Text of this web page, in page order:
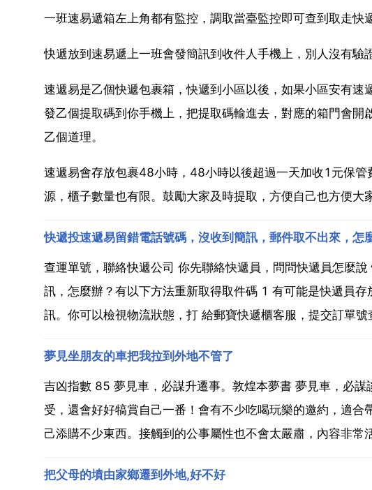
一班速易遞箱左上角都有監控，調取當臺監控即可查到取走快
快遞放到速易遞上一班會發簡訊到收件人手機上，別人沒有驗
速遞易是乙個快遞包裹箱，快遞到小區以後，如果小區安有
發乙個提取碼到你手機上，把提取碼輸進去，對應的箱門會開
乙個道理。
速遞易會存放包裹48小時，48小時以後超過一天加收1元保
源，櫃子數量也有限。鼓勵大家及時提取，方便自己也方便大
快遞投速遞易留錯電話號碼，沒收到簡訊，郵件取不出來，怎
查運單號，聯絡快遞公司 你先聯絡快遞員，問問快遞員怎麼
訊，怎麼辦？有以下方法重新取得取件碼 1 有可能是快遞員
訊。你可以檢視物流狀態，打 給郵寶快遞櫃客服，提交訂單
夢見坐朋友的車把我拉到外地不管了
吉凶指數 85 夢見車，必謀升遷事。敦煌本夢書 夢見車，必
受，還會好好犒賞自己一番！會有不少吃喝玩樂的邀約，適
己添購不少東西。接觸到的公事屬性也不會太嚴肅，內容非常
把父母的墳由家鄉遷到外地,好不好